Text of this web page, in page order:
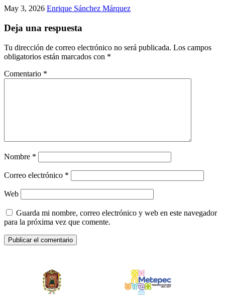
May 3, 2026 Enrique Sánchez Márquez
Deja una respuesta
Tu dirección de correo electrónico no será publicada. Los campos
obligatorios están marcados con *
Comentario *
Nombre *
Correo electrónico *
Web
Guarda mi nombre, correo electrónico y web en este navegador
para la próxima vez que comente.